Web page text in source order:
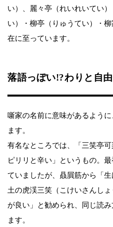
い）、麗々亭（れいれいてい
い）・柳亭（りゅうてい）・
在に至っています。
落語っぽい!?わりと自
噺家の名前に意味があるよう
ます。
有名なところでは、「三笑亭
ピリリと辛い」というもの。
ていましたが、贔屓筋から「
土の虎渓三笑（こけいさんし
が良い」と勧められ、同じ読
ます。